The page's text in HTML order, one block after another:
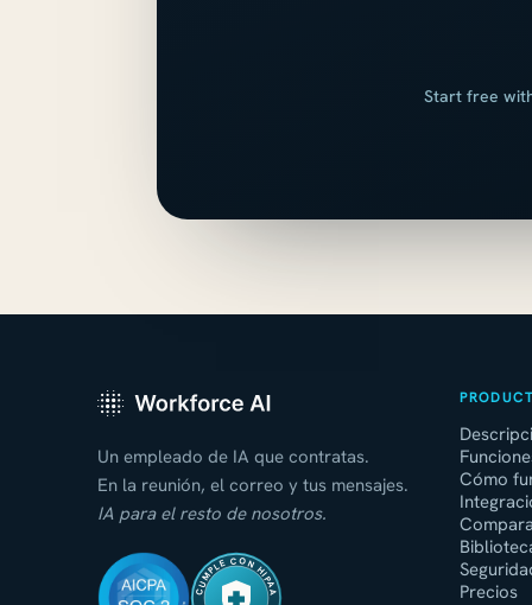
Start free
Un empleado de IA que contratas.
En la reunión, el correo y tus mensajes.
IA para el resto de nosotros.
CUMPLE CON HIPAA
Cómo
Precios